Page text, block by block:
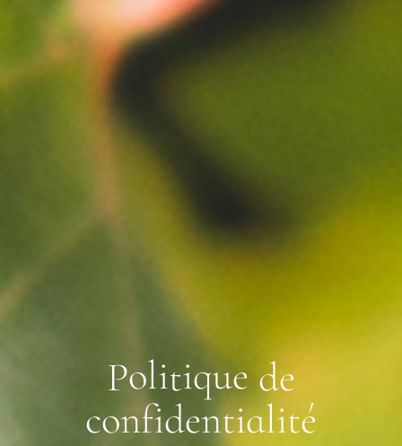
Politique de
confidentialité